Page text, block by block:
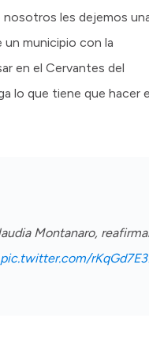
nosotros les dejemos
municipio con la
en el Cervantes del
lo que tiene que hacer
Montanaro,
pic.twitter.com/